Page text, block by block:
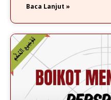
Baca Lanjut »